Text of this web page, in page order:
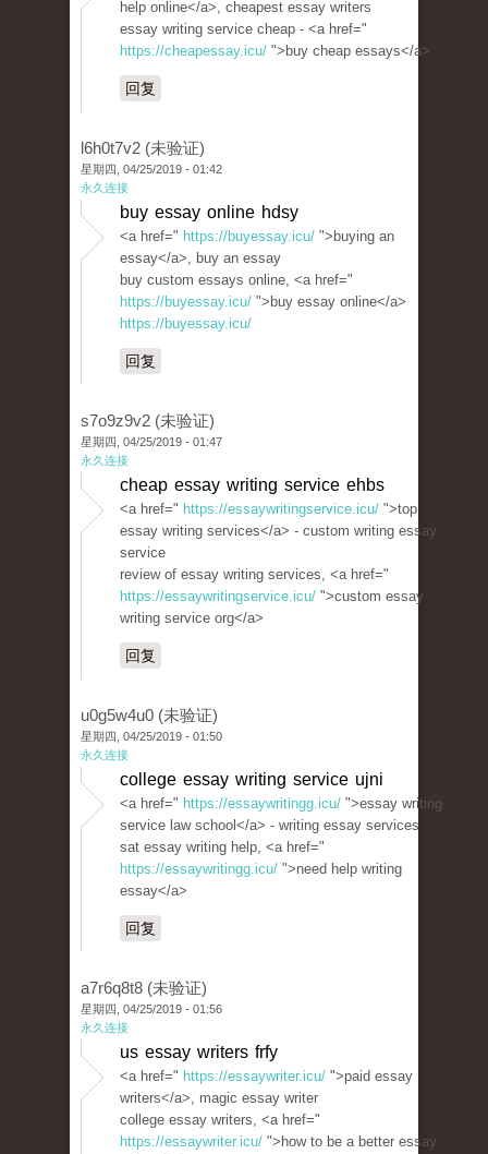
help online</a>, cheapest essay writers
essay writing service cheap - <a href="
https://cheapessay.icu/ ">buy cheap essays</a>
回复
l6h0t7v2 (未验证)
星期四, 04/25/2019 - 01:42
永久连接
buy essay online hdsy
<a href=" https://buyessay.icu/ ">buying an
essay</a>, buy an essay
buy custom essays online, <a href="
https://buyessay.icu/ ">buy essay online</a>
https://buyessay.icu/
回复
s7o9z9v2 (未验证)
星期四, 04/25/2019 - 01:47
永久连接
cheap essay writing service ehbs
<a href=" https://essaywritingservice.icu/ ">top
essay writing services</a> - custom writing essay
service
review of essay writing services, <a href="
https://essaywritingservice.icu/ ">custom essay
writing service org</a>
回复
u0g5w4u0 (未验证)
星期四, 04/25/2019 - 01:50
永久连接
college essay writing service ujni
<a href=" https://essaywritingg.icu/ ">essay writing
service law school</a> - writing essay services
sat essay writing help, <a href="
https://essaywritingg.icu/ ">need help writing
essay</a>
回复
a7r6q8t8 (未验证)
星期四, 04/25/2019 - 01:56
永久连接
us essay writers frfy
<a href=" https://essaywriter.icu/ ">paid essay
writers</a>, magic essay writer
college essay writers, <a href="
https://essaywriter.icu/ ">how to be a better essay